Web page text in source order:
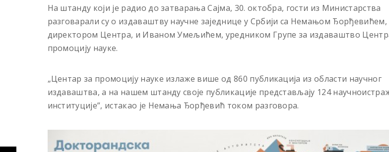
На штанду који је радио до затварања Сајма, 30. октобра, гости из Министарства
разговарали су о издаваштву научне заједнице у Србији са Немањом Ђорђевићем,
директором Центра, и Иваном Умељићем, уредником Групе за издаваштво
промоцију науке.
„Центар за промоцију науке излаже више од 860 публикација из области научног
издаваштва, а на нашем штанду своје публикације представљају 124
институције”, истакао је Немања Ђорђевић током разговора.